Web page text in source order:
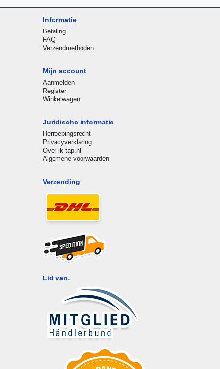
Informatie
Betaling
FAQ
Verzendmethoden
Mijn account
Aanmelden
Register
Winkelwagen
Juridische informatie
Herroepingsrecht
Privacyverklaring
Over ik-tap.nl
Algemene voorwaarden
Verzending
Lid van: